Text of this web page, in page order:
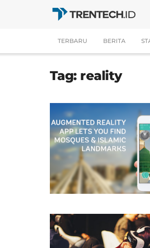
TERBARU BERITA
Tag: reality